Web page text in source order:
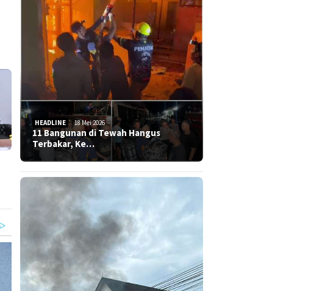
HEADLINE 18 Mei 2026
11 Bangunan di Tewah Hangus
Terbakar, Ke…